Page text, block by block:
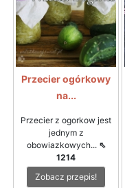
Przecier ogórkowy
na...
Przecier z ogorkow jest
jednym z
obowiazkowych... ⇖
1214
Zobacz przepis!